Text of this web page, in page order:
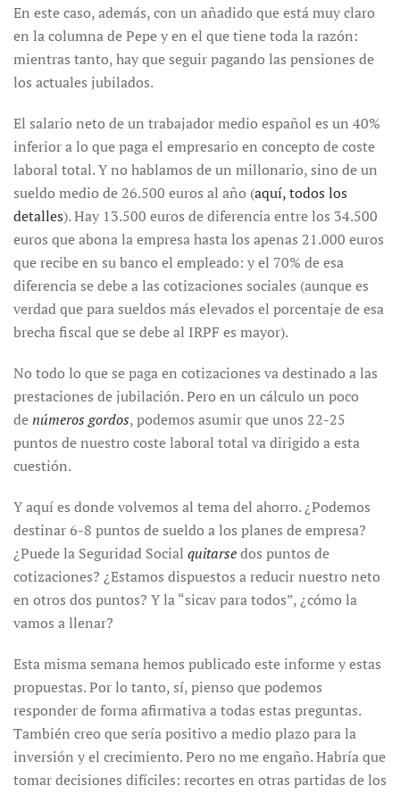
En este caso, además, con un añadido que está muy claro
en la columna de Pepe y en el que tiene toda la razón:
mientras tanto, hay que seguir pagando las pensiones de
los actuales jubilados.
El salario neto de un trabajador medio español es un 40%
inferior a lo que paga el empresario en concepto de coste
laboral total. Y no hablamos de un millonario, sino de un
sueldo medio de 26.500 euros al año (aquí, todos los
detalles). Hay 13.500 euros de diferencia entre los 34.500
euros que abona la empresa hasta los apenas 21.000 euros
que recibe en su banco el empleado: y el 70% de esa
diferencia se debe a las cotizaciones sociales (aunque es
verdad que para sueldos más elevados el porcentaje de esa
brecha fiscal que se debe al IRPF es mayor).
No todo lo que se paga en cotizaciones va destinado a las
prestaciones de jubilación. Pero en un cálculo un poco
denúmeros gordos, podemos asumir que unos 22-25
puntos de nuestro coste laboral total va dirigido a esta
cuestión.
Y aquí es donde volvemos al tema del ahorro. ¿Podemos
destinar 6-8 puntos de sueldo a los planes de empresa?
¿Puede la Seguridad Social quitarsedos puntos de
cotizaciones? ¿Estamos dispuestos a reducir nuestro neto
en otros dos puntos? Y la “sicav para todos”, ¿cómo la
vamos a llenar?
Esta misma semana hemos publicado este informe y estas
propuestas. Por lo tanto, sí, pienso que podemos
responder de forma afirmativa a todas estas preguntas.
También creo que sería positivo a medio plazo para la
inversión y el crecimiento. Pero no me engaño. Habría que
tomar decisiones difíciles: recortes en otras partidas de los